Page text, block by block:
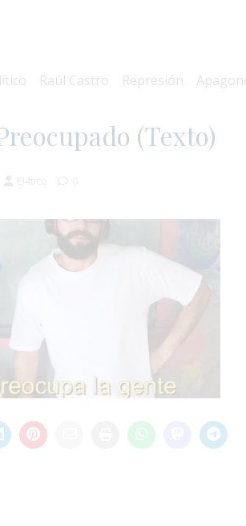
Raúl Castro Represión Apagones
(Texto)